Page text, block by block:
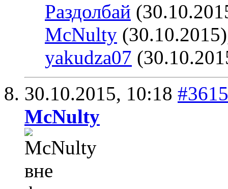
Раздолбай
McNulty
yakudza07
30.10.2015, 10:18 #3615
McNulty